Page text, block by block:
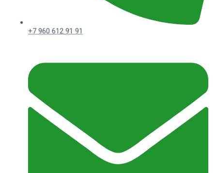
+7 960 612 91 91